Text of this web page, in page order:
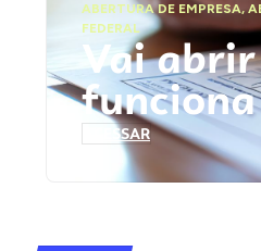
ABERTURA DE EMPRESA,
FEDERAL
Vai abrir
ACESSAR